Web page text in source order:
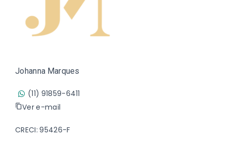
Johanna Marques
(11) 91859-6411
Ver e-mail
CRECI: 95426-F